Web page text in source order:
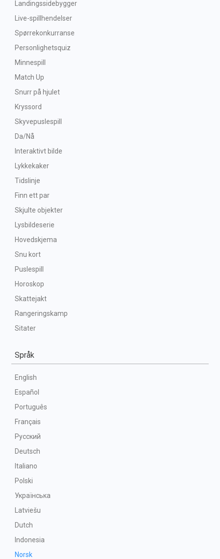
Landingssidebygger
Live-spillhendelser
Spørrekonkurranse
Personlighetsquiz
Minnespill
Match Up
Snurr på hjulet
Kryssord
Skyvepuslespill
Da/Nå
Interaktivt bilde
Lykkekaker
Tidslinje
Finn ett par
Skjulte objekter
Lysbildeserie
Hovedskjema
Snu kort
Puslespill
Horoskop
Skattejakt
Rangeringskamp
Sitater
Språk
English
Español
Português
Français
Русский
Deutsch
Italiano
Polski
Українська
Latviešu
Dutch
Indonesia
Norsk